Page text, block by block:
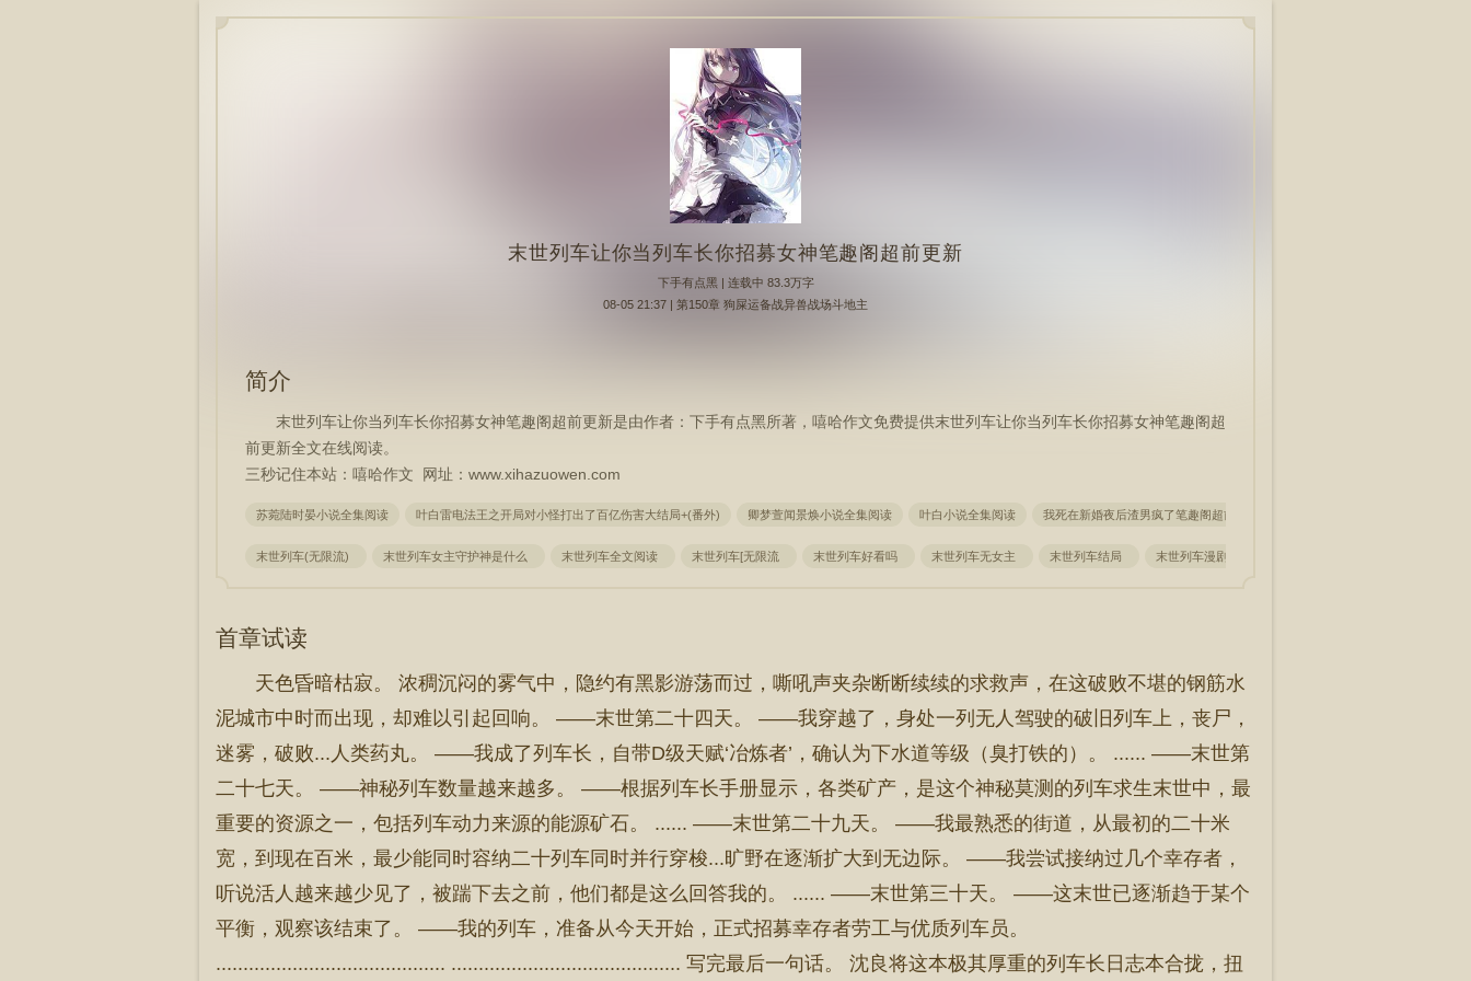
末世列车让你当列车长你招募女神笔趣阁超前更新
下手有点黑| 连载中 83.3万字
08-05 21:37 | 第150章 狗屎运备战异兽战场斗地主
简介
末世列车让你当列车长你招募女神笔趣阁超前更新是由作者：下手有点黑所著，嘻哈作文免费提供末世列车让你当列车长你招募女神笔趣阁超
前更新全文在线阅读。
三秒记住本站：嘻哈作文 网址：www.xihazuowen.com
苏菀陆时晏小说全集阅读 叶白雷电法王之开局对小怪打出了百亿伤害大结局+(番外) 卿梦萱闻景焕小说全集阅读 叶白小说全集阅读 我死在新婚夜后渣男疯了笔趣阁超前更新
末世列车(无限流) 末世列车女主守护神是什么 末世列车全文阅读 末世列车[无限流 末世列车好看吗 末世列车无女主 末世列车结局 末世列车漫剧
首章试读
天色昏暗枯寂。 浓稠沉闷的雾气中，隐约有黑影游荡而过，嘶吼声夹杂断断续续的求救声，在这破败不堪的钢筋水
泥城市中时而出现，却难以引起回响。 ——末世第二十四天。 ——我穿越了，身处一列无人驾驶的破旧列车上，丧尸，
迷雾，破败...人类药丸。 ——我成了列车长，自带D级天赋‘冶炼者’，确认为下水道等级（臭打铁的）。 ...... ——末世第
二十七天。 ——神秘列车数量越来越多。 ——根据列车长手册显示，各类矿产，是这个神秘莫测的列车求生末世中，最
重要的资源之一，包括列车动力来源的能源矿石。 ...... ——末世第二十九天。 ——我最熟悉的街道，从最初的二十米
宽，到现在百米，最少能同时容纳二十列车同时并行穿梭...旷野在逐渐扩大到无边际。 ——我尝试接纳过几个幸存者，
听说活人越来越少见了，被踹下去之前，他们都是这么回答我的。 ...... ——末世第三十天。 ——这末世已逐渐趋于某个
平衡，观察该结束了。 ——我的列车，准备从今天开始，正式招募幸存者劳工与优质列车员。
.......................................... .......................................... 写完最后一句话。 沈良将这本极其厚重的列车长日志本合拢，扭